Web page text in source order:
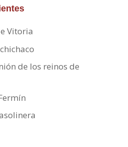
Vitoria
de los reinos de